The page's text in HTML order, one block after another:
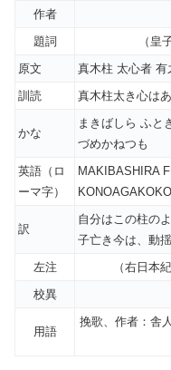
作者
題詞
（皇
原文
真木柱 太心者
訓読
真木柱太き心は
かな
まきばしら ふと
づめかねつも
英語（ロ
ーマ字）
MAKIBASHIRA
訳
自分はこの柱の
子亡き今は、動
左注
（右日本
校異
用語
挽歌、作者：舎